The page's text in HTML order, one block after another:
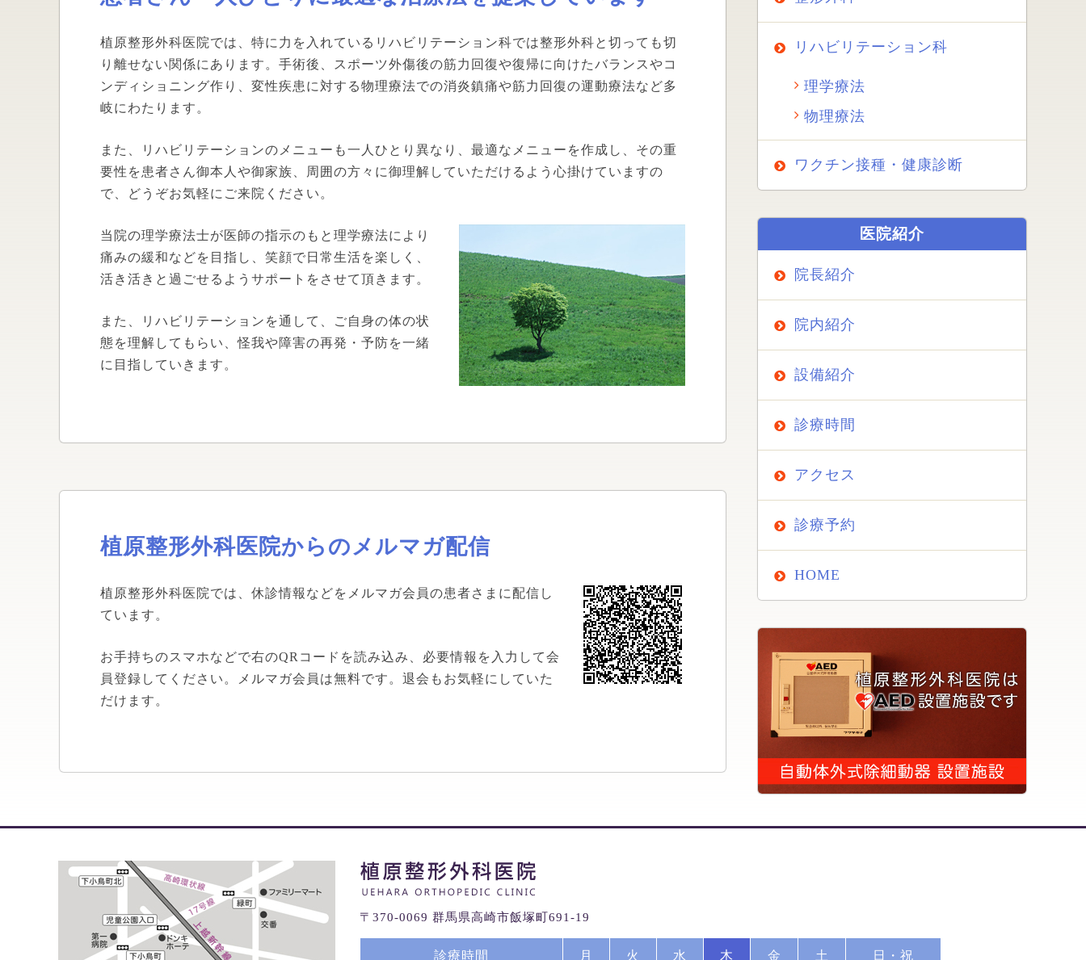
植原整形外科医院では、特に力を入れているリハビリテーション科では整形外科と切っても切
り離せない関係にあります。手術後、スポーツ外傷後の筋力回復や復帰に向けたバランスやコ
ンディショニング作り、変性疾患に対する物理療法での消炎鎮痛や筋力回復の運動療法など多
岐にわたります。
また、リハビリテーションのメニューも一人ひとり異なり、最適なメニューを作成し、その重
要性を患者さん御本人や御家族、周囲の方々に御理解していただけるよう心掛けていますの
で、どうぞお気軽にご来院ください。
当院の理学療法士が医師の指示のもと理学療法により
痛みの緩和などを目指し、笑顔で日常生活を楽しく、
活き活きと過ごせるようサポートをさせて頂きます。
また、リハビリテーションを通して、ご自身の体の状
態を理解してもらい、怪我や障害の再発・予防を一緒
に目指していきます。
植原整形外科医院からのメルマガ配信
植原整形外科医院では、休診情報などをメルマガ会員の患者さまに配信し
ています。
お手持ちのスマホなどで右のQRコードを読み込み、必要情報を入力して会
員登録してください。メルマガ会員は無料です。退会もお気軽にしていた
だけます。
リハビリテーション科
理学療法
物理療法
ワクチン接種・健康診断
医院紹介
院長紹介
院内紹介
設備紹介
診療時間
アクセス
診療予約
HOME
〒370-0069 群馬県高崎市飯塚町691-19
診療時間 月 火 水 木 金 土 日・祝